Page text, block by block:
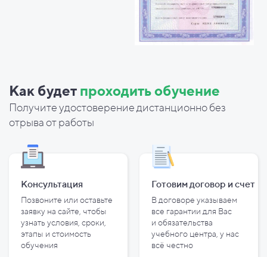
Как будет проходить обучение
Получите удостоверение дистанционно без
отрыва от работы
Консультация
Позвоните или оставьте
заявку на сайте, чтобы
узнать условия, сроки,
этапы и стоимость
обучения
Готовим договор и счет
В договоре указываем
все гарантии для Вас
и обязательства
учебного центра, у нас
всё честно